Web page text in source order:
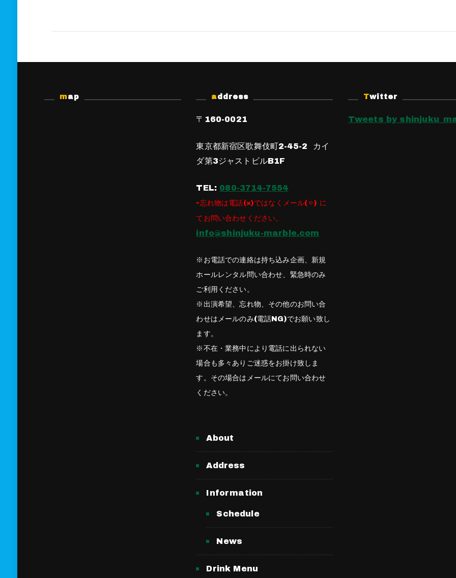
map address
〒160-0021
東京都新宿区歌舞伎町2-45-2 カイ
ダ第3ジャストビルB1F
TEL: 080-3714-7554
⇨忘れ物は電話(×)ではなくメール(⚪︎) に
てお問い合わせください。
info@shinjuku-marble.com
※お電話での連絡は持ち込み企画、新規
ホールレンタル問い合わせ、緊急時のみ
ご利用ください。
※出演希望、忘れ物、その他のお問い合
わせはメールのみ(電話NG)でお願い致し
ます。
※不在・業務中により電話に出られない
場合も多々ありご迷惑をお掛け致しま
す。その場合はメールにてお問い合わせ
ください。
About
Address
Information
Schedule
News
Drink Menu
Twitter
Tweets by